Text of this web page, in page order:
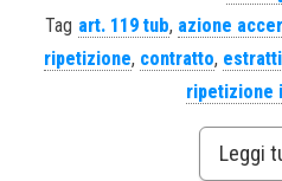
Tag art. 119 tub, azione
ripetizione, contratto,
ripetizione
Leggi